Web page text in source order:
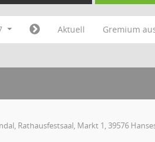
Aktuell Gremium
Rathausfestsaal, Markt 1, 39576